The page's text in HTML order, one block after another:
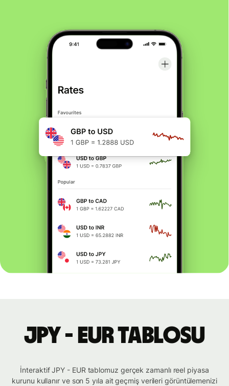
JPY - EUR tablosu
İnteraktif JPY - EUR tablomuz gerçek zamanlı reel piyasa
kurunu kullanır ve son 5 yıla ait geçmiş verileri görüntülemenizi